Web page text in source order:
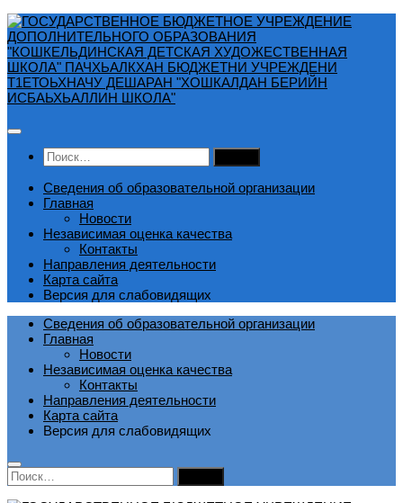
Перейти
к
содержимому
Найти:
Сведения об образовательной организации
Главная
Новости
Независимая оценка качества
Контакты
Направления деятельности
Карта сайта
Версия для слабовидящих
Сведения об образовательной организации
Главная
Новости
Независимая оценка качества
Контакты
Направления деятельности
Карта сайта
Версия для слабовидящих
Найти: